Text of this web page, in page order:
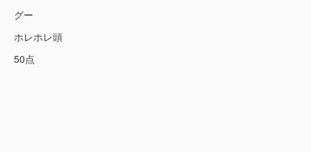
グー
ホレホレ頭
50点